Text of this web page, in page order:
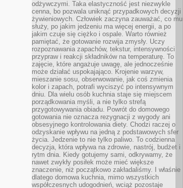
odżywczymi. Taka elastyczność jest niezwykle
cenna, bo pozwala uniknąć przypadkowych decyzji
żywieniowych. Człowiek zaczyna zauważać, co mu
służy, po jakim jedzeniu ma więcej energii, a po
jakim czuje się ciężko i ospale. Warto również
pamiętać, że gotowanie rozwija zmysły. Uczy
rozpoznawania zapachów, tekstur, intensywności
przypraw i reakcji składników na temperaturę. To
zajęcie, które angażuje uwagę, ale jednocześnie
może działać uspokajająco. Krojenie warzyw,
mieszanie sosu, obserwowanie, jak coś zmienia
kolor i zapach, potrafi wyciszyć po intensywnym
dniu. Dla wielu osób kuchnia staje się miejscem
porządkowania myśli, a nie tylko strefą
przygotowywania obiadu. Powrót do domowego
gotowania nie oznacza rezygnacji z wygody ani
obsesyjnego kontrolowania diety. Chodzi raczej o
odzyskanie wpływu na jedną z podstawowych sfer
życia. Jedzenie to nie tylko paliwo. To codzienna
decyzja, która wpływa na zdrowie, nastrój, budżet i
rytm dnia. Kiedy gotujemy sami, odkrywamy, że
nawet zwykły posiłek może mieć większe
znaczenie, niż początkowo zakładaliśmy. I właśnie
dlatego domowa kuchnia, mimo wszystkich
współczesnych udogodnień, wciąż pozostaje